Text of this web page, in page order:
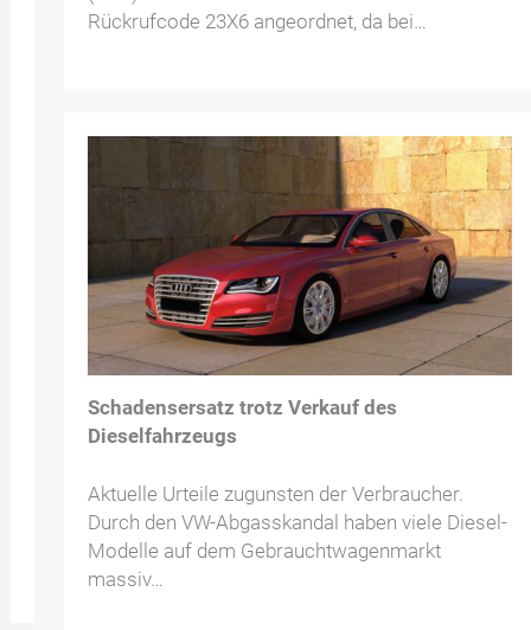
Rückrufcode 23X6 angeordnet, da bei…
Schadensersatz trotz Verkauf des
Dieselfahrzeugs
Aktuelle Urteile zugunsten der Verbraucher.
Durch den VW-Abgasskandal haben viele Diesel-
Modelle auf dem Gebrauchtwagenmarkt
massiv…